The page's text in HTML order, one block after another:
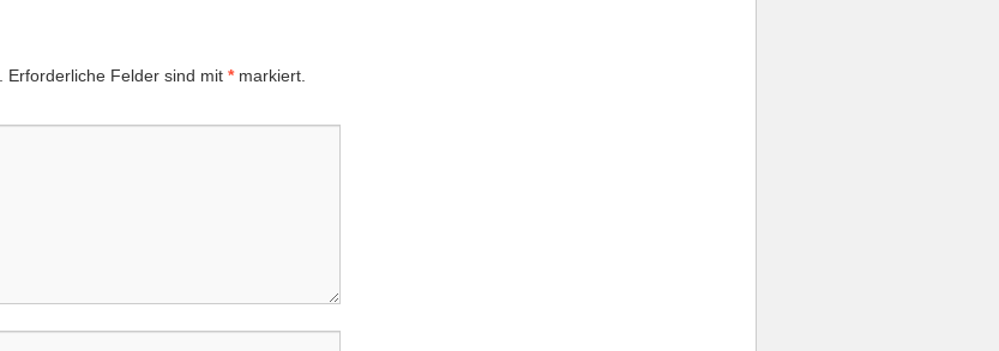
Erforderliche Felder sind mit *markiert.